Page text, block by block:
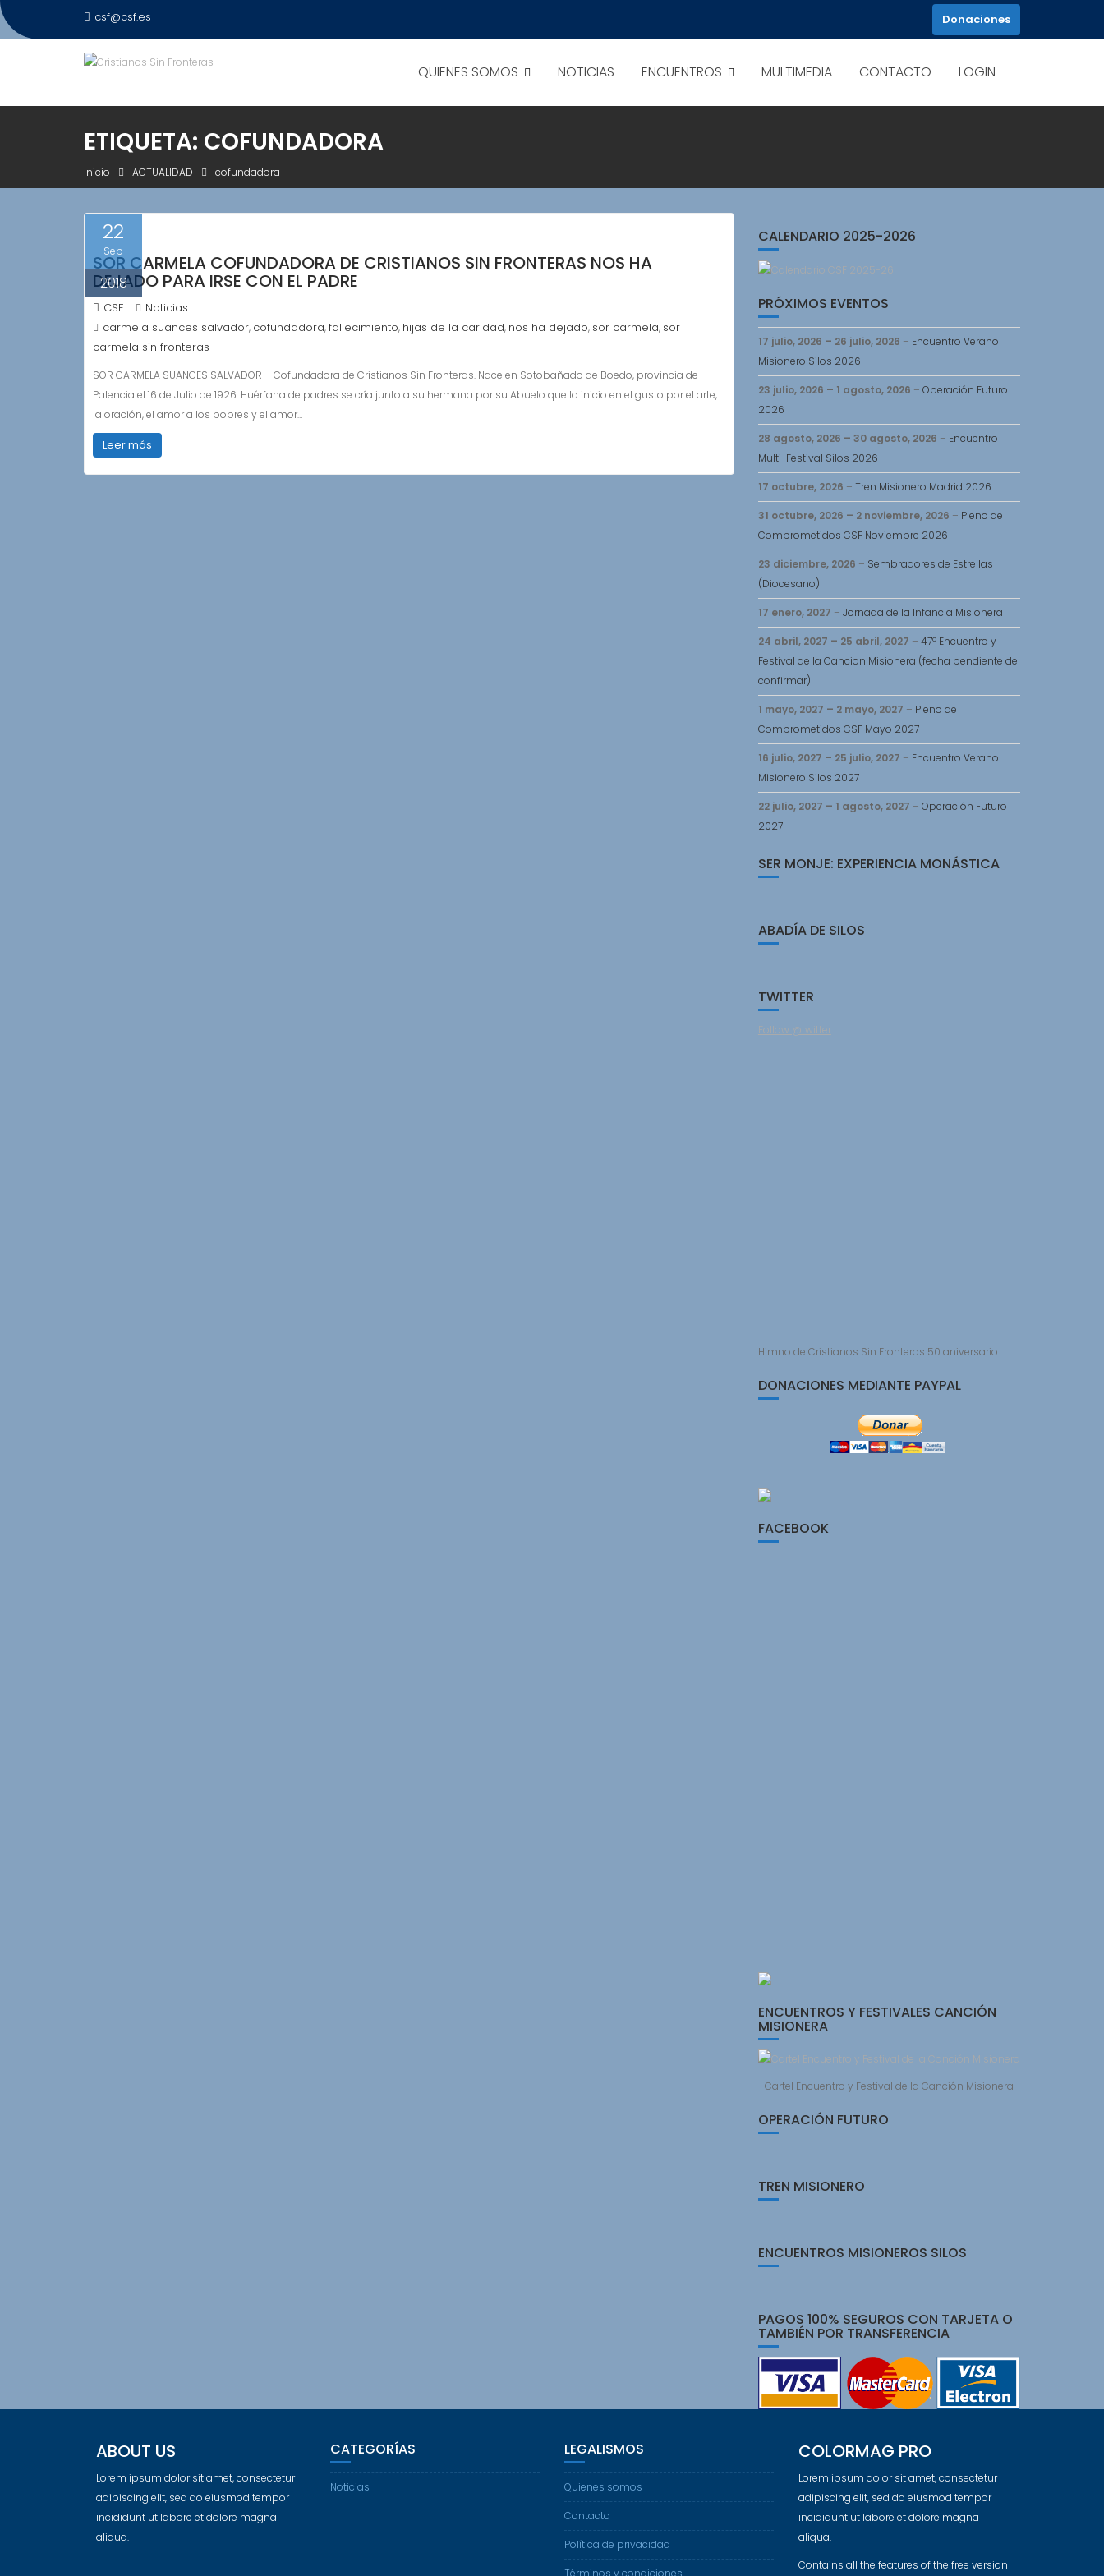
Saltar
al
csf@csf.es Donaciones
QUIENES SOMOS NOTICIAS ENCUENTROS MULTIMEDIA CONTACTO LOGIN
ETIQUETA: COFUNDADORA
Inicio ACTUALIDAD cofundadora
22
Sep
2018
SOR CARMELA COFUNDADORA DE CRISTIANOS SIN FRONTERAS NOS HA
DEJADO PARA IRSE CON EL PADRE
CSF
Noticias
carmela suances salvador, cofundadora,fallecimiento, hijas de la caridad, nos ha dejado, sor carmela, sor
carmela sin fronteras
SOR CARMELA SUANCES SALVADOR – Cofundadora de Cristianos Sin Fronteras. Nace en Sotobañado de Boedo, provincia de
Palencia el 16 de Julio de 1926. Huérfana de padres se cría junto a su hermana por su Abuelo que la inicio en el gusto por el arte,
la oración, el amor a los pobres y el amor…
Leer más
CALENDARIO 2025-2026
PRÓXIMOS EVENTOS
17 julio, 2026 – 26 julio, 2026 – Encuentro Verano
Misionero Silos 2026
23 julio, 2026 – 1 agosto, 2026 – Operación Futuro
2026
28 agosto, 2026 – 30 agosto, 2026 – Encuentro
Multi-Festival Silos 2026
17 octubre, 2026 – Tren Misionero Madrid 2026
31 octubre, 2026 – 2 noviembre, 2026 – Pleno de
Comprometidos CSF Noviembre 2026
23 diciembre, 2026 – Sembradores de Estrellas
(Diocesano)
17 enero, 2027 – Jornada de la Infancia Misionera
24 abril, 2027 – 25 abril, 2027 – 47º Encuentro y
Festival de la Cancion Misionera (fecha pendiente de
confirmar)
1 mayo, 2027 – 2 mayo, 2027 – Pleno de
Comprometidos CSF Mayo 2027
16 julio, 2027 – 25 julio, 2027 – Encuentro Verano
Misionero Silos 2027
22 julio, 2027 – 1 agosto, 2027 – Operación Futuro
2027
SER MONJE: EXPERIENCIA MONÁSTICA
ABADÍA DE SILOS
TWITTER
Follow @twitter
Himno de Cristianos Sin Fronteras 50 aniversario
DONACIONES MEDIANTE PAYPAL
FACEBOOK
ENCUENTROS Y FESTIVALES CANCIÓN
MISIONERA
Cartel Encuentro y Festival de la Canción Misionera
OPERACIÓN FUTURO
TREN MISIONERO
ENCUENTROS MISIONEROS SILOS
PAGOS 100% SEGUROS CON TARJETA O
TAMBIÉN POR TRANSFERENCIA
ABOUT US
Lorem ipsum dolor sit amet, consectetur
adipiscing elit, sed do eiusmod tempor
incididunt ut labore et dolore magna
aliqua.
CATEGORÍAS
Noticias
LEGALISMOS
Quienes somos
Contacto
Política de privacidad
Términos y condiciones
COLORMAG PRO
Lorem ipsum dolor sit amet, consectetur
adipiscing elit, sed do eiusmod tempor
incididunt ut labore et dolore magna
aliqua.
Contains all the features of the free version